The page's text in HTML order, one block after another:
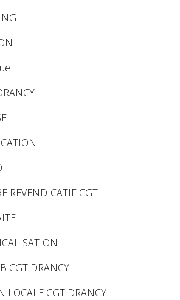
REVENDICATIF CGT
CGT DRANCY
LOCALE CGT DRANCY